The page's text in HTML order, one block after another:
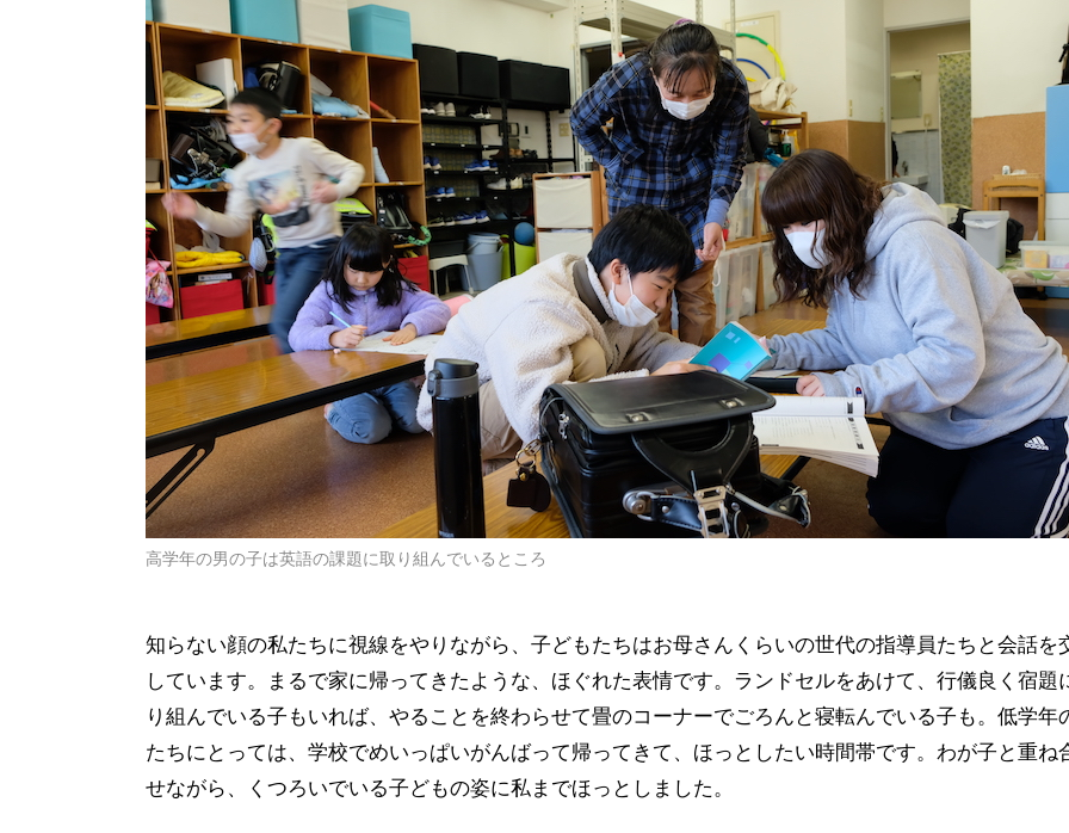
高学年の男の子は英語の課題に取り組んでいるところ
知らない顔の私たちに視線をやりながら、子どもたちはお母さんくらいの世代の指導員たちと会話を
しています。まるで家に帰ってきたような、ほぐれた表情です。ランドセルをあけて、行儀良く宿題
り組んでいる子もいれば、やることを終わらせて畳のコーナーでごろんと寝転んでいる子も。低学年
たちにとっては、学校でめいっぱいがんばって帰ってきて、ほっとしたい時間帯です。わが子と重ね
せながら、くつろいでいる子どもの姿に私までほっとしました。